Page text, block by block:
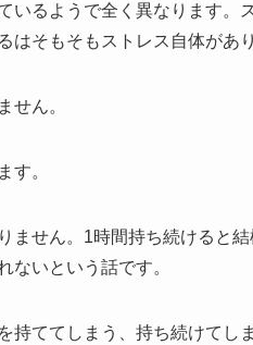
いるようで全く異なります。
そもそもストレス自体があ
せん。
す。
ません。1時間持ち続けると
ないという話です。
ててしまう、持ち続けてし